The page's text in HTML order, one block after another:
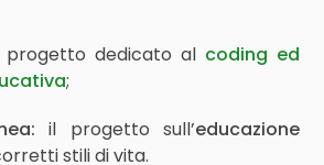
progetto dedicato al coding ed
;
il progetto sull’educazione
stili di vita.